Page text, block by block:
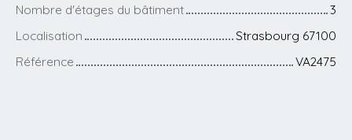
Nombre d'étages du bâtiment
3
Localisation
Strasbourg 67100
Référence
VA2475